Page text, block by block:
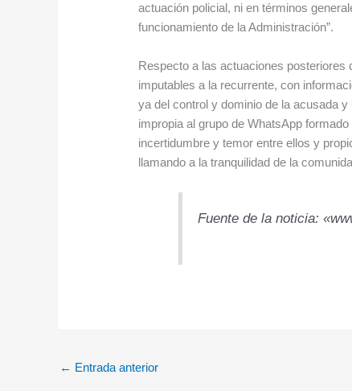
actuación policial, ni en términos
funcionamiento de la Administración”.
Respecto a las actuaciones posteriores
imputables a la recurrente, con
ya del control y dominio de la acusada
impropia al grupo de WhatsApp
incertidumbre y temor entre ellos y
llamando a la tranquilidad de la
Fuente de la noticia:
← Entrada anterior